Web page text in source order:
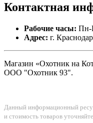
Контактная
Рабочие часы: Пн-
Адрес: г.
Магазин «Охотник на
ООО "Охотник 93".
Данный информационный
и стоимость товаров